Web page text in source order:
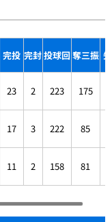
完投 完封投球回奪三振
23 2 223 175
17 3 222 85
11 2 158 81